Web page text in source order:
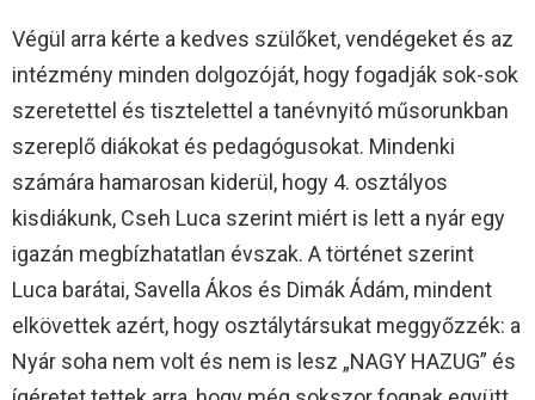
Végül arra kérte a kedves szülőket, vendégeket és az
intézmény minden dolgozóját, hogy fogadják sok-sok
szeretettel és tisztelettel a tanévnyitó műsorunkban
szereplő diákokat és pedagógusokat. Mindenki
számára hamarosan kiderül, hogy 4. osztályos
kisdiákunk, Cseh Luca szerint miért is lett a nyár egy
igazán megbízhatatlan évszak. A történet szerint
Luca barátai, Savella Ákos és Dimák Ádám, mindent
elkövettek azért, hogy osztálytársukat meggyőzzék: a
Nyár soha nem volt és nem is lesz „NAGY HAZUG” és